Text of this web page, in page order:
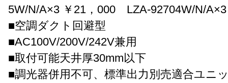
5W/N/A×3 ￥21，000 LZA-92704W/N/A×3
■空調ダクト回避型
■AC100V/200V/242V兼用
■取付可能天井厚30mm以下
■調光器併用不可、標準出力別売適合ユニ